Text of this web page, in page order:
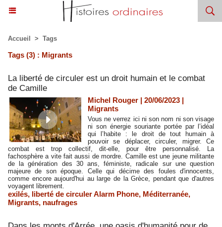
Accueil > Tags
Tags (3) : Migrants
La liberté de circuler est un droit humain et le combat
de Camille
Michel Rouger | 20/06/2023 |
Migrants
Vous ne verrez ici ni son nom ni son visage
ni son énergie souriante portée par l’idéal
qui l’habite : le droit de tout humain à
pouvoir se déplacer, circuler, migrer. Ce
combat est trop collectif, dit-elle, pour être personnalisé. La
fachosphère a vite fait aussi de mordre. Camille est une jeune militante
de la génération des 30 ans, féministe, radicale sur une question
majeure de son époque. Celle qui décime des foules d'innocents,
comme encore aujourd'hui au large de la Grèce, pendant que d'autres
voyagent librement.
exilés, liberté de circuler Alarm Phone, Méditerranée,
Migrants, naufrages